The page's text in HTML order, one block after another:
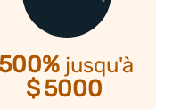
500% jusqu'à
$5000